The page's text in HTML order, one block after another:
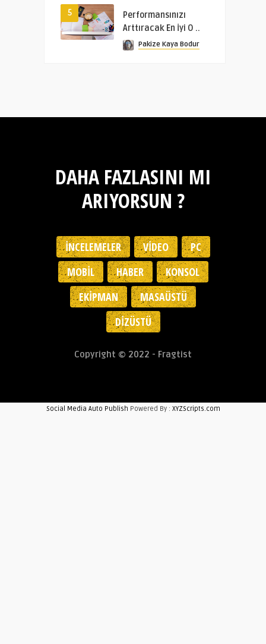
5
Performansınızı
Arttıracak En İyi O ..
Pakize Kaya Bodur
DAHA FAZLASINI MI
ARIYORSUN ?
İNCELEMELER VIDEO
PC
MOBIL
HABER
KONSOL
EKIPMAN
MASAÜSTÜ
DIZÜSTÜ
Copyright © 2022 - Fragtist
Social Media Auto Publish Powered By : XYZScripts.com